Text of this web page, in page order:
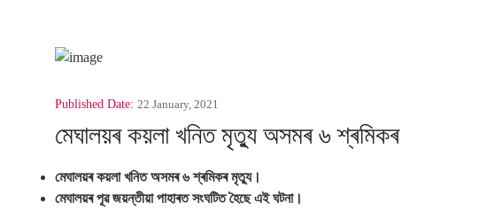
Published Date: 22 January, 2021
মেঘালয়ৰ কয়লা খনিত মৃত্যু অসমৰ ৬ শ্ৰমিকৰ
মেঘালয়ৰ কয়লা খনিত অসমৰ ৬ শ্ৰমিকৰ মৃত্যু।
মেঘালয়ৰ পূৱ জয়ন্তীয়া পাহাৰত সংঘটিত হৈছে এই ঘটনা।